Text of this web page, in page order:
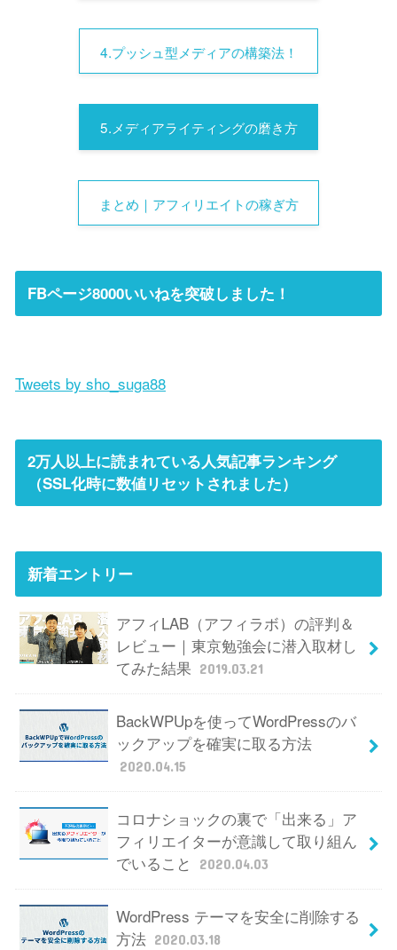
4.プッシュ型メディアの構築法！
5.メディアライティングの磨き方
まとめ｜アフィリエイトの稼ぎ方
FBページ8000いいねを突破しました！
Tweets by sho_suga88
2万人以上に読まれている人気記事ランキング
（SSL化時に数値リセットされました）
新着エントリー
アフィLAB（アフィラボ）の評判＆
レビュー｜東京勉強会に潜入取材し
てみた結果
2019.03.21
BackWPUpを使ってWordPressのバ
ックアップを確実に取る方法
2020.04.15
コロナショックの裏で「出来る」ア
フィリエイターが意識して取り組ん
でいること
2020.04.03
WordPress テーマを安全に削除する
方法 2020.03.18